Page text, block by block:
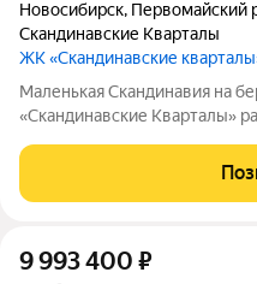
Новосибирск, Первомайский
Скандинавские Кварталы
ЖК «Скандинавские
Маленькая Скандинавия на
«Скандинавские Кварталы»
за ней открываются
природу. Уникальная
9 993 400 ₽